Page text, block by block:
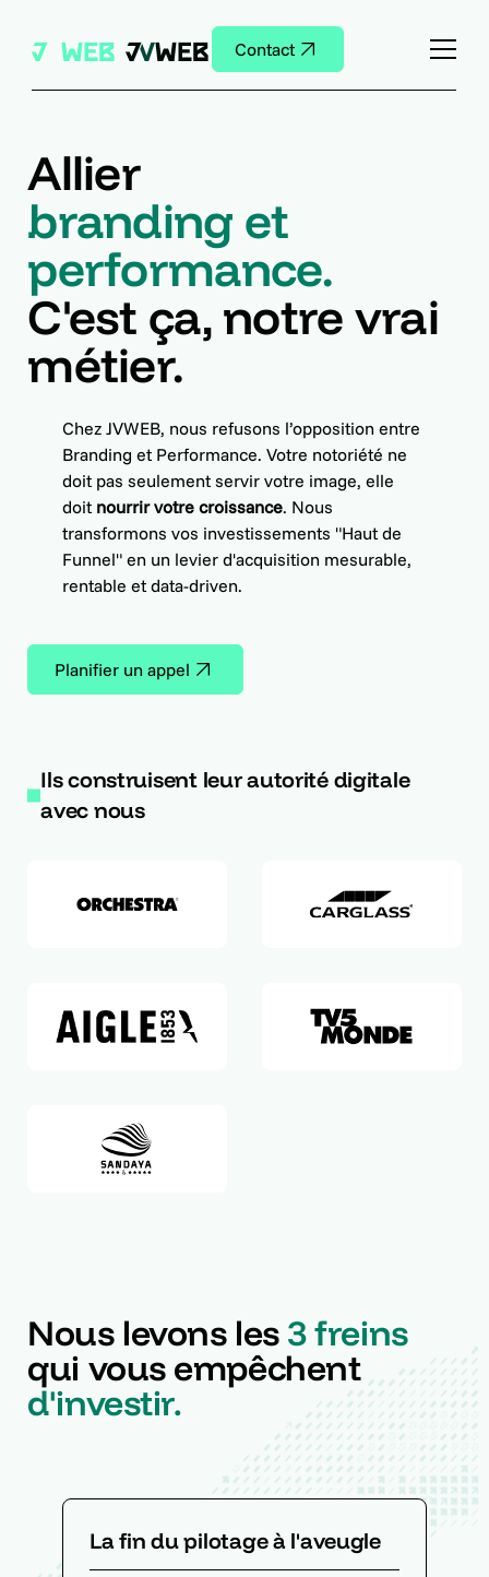
Contact
Allier
branding et
performance.
C'est ça, notre vrai
métier.
Chez JVWEB, nous refusons l’opposition entre
Branding et Performance. Votre notoriété ne
doit pas seulement servir votre image, elle
doit nourrir votre croissance. Nous
transformons vos investissements "Haut de
Funnel" en un levier d'acquisition mesurable,
rentable et data-driven.
Planifier un appel
Ils construisent leur autorité digitale
avec nous
Nous levons les 3 freins
qui vous empêchent
d'investir.
La fin du pilotage à l'aveugle